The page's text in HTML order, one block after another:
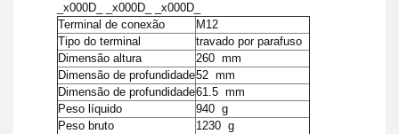
_x000D_ _x000D_ _x000D_
Terminal de conexão
M12
Tipo do terminal
travado por parafuso
Dimensão altura
260 mm
Dimensão de profundidade52 mm
Dimensão de profundidade61.5 mm
Peso líquido
940 g
Peso bruto
1230 g